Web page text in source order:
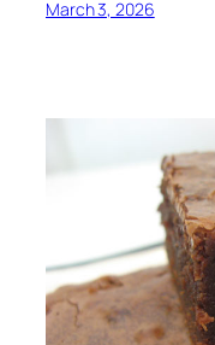
March 3, 2026